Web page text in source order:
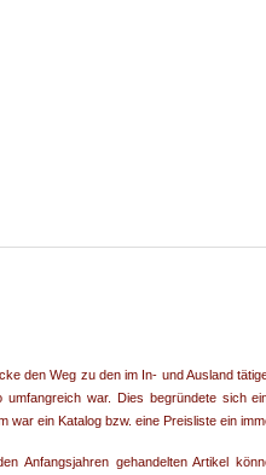
den Weg zu den im In- und Ausland
war. Dies begründete sich
ein Katalog bzw. eine Preisliste ein
Anfangsjahren gehandelten Artikel